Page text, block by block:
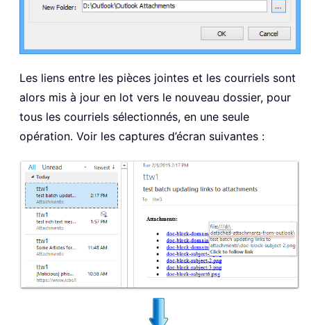
Les liens entre les pièces jointes et les courriels sont
alors mis à jour en lot vers le nouveau dossier, pour
tous les courriels sélectionnés, en une seule
opération. Voir les captures d’écran suivantes :